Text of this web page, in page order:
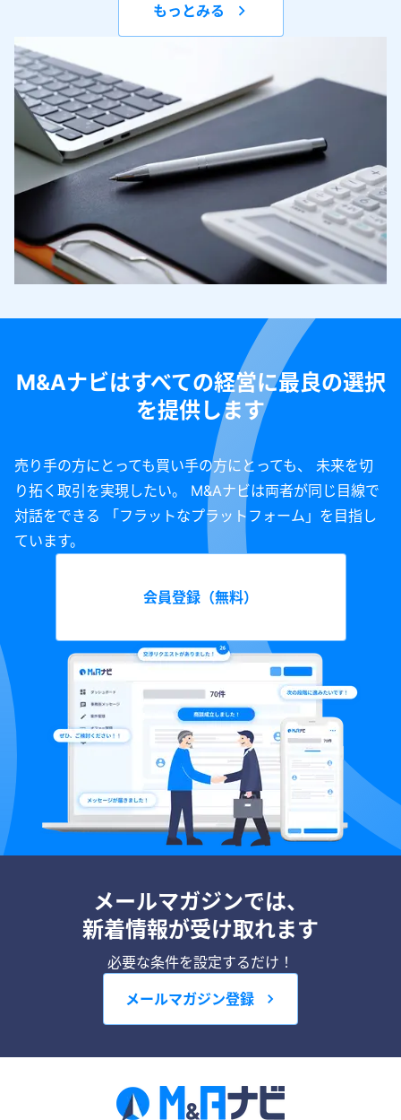
もっとみる
M&Aナビはすべての経営に最良の選択
を提供します
売り手の方にとっても買い手の方にとっても、 未来を切
り拓く取引を実現したい。 M&Aナビは両者が同じ目線で
対話をできる 「フラットなプラットフォーム」を目指し
ています。
会員登録（無料）
メールマガジンでは、
新着情報が受け取れます
必要な条件を設定するだけ！
メールマガジン登録